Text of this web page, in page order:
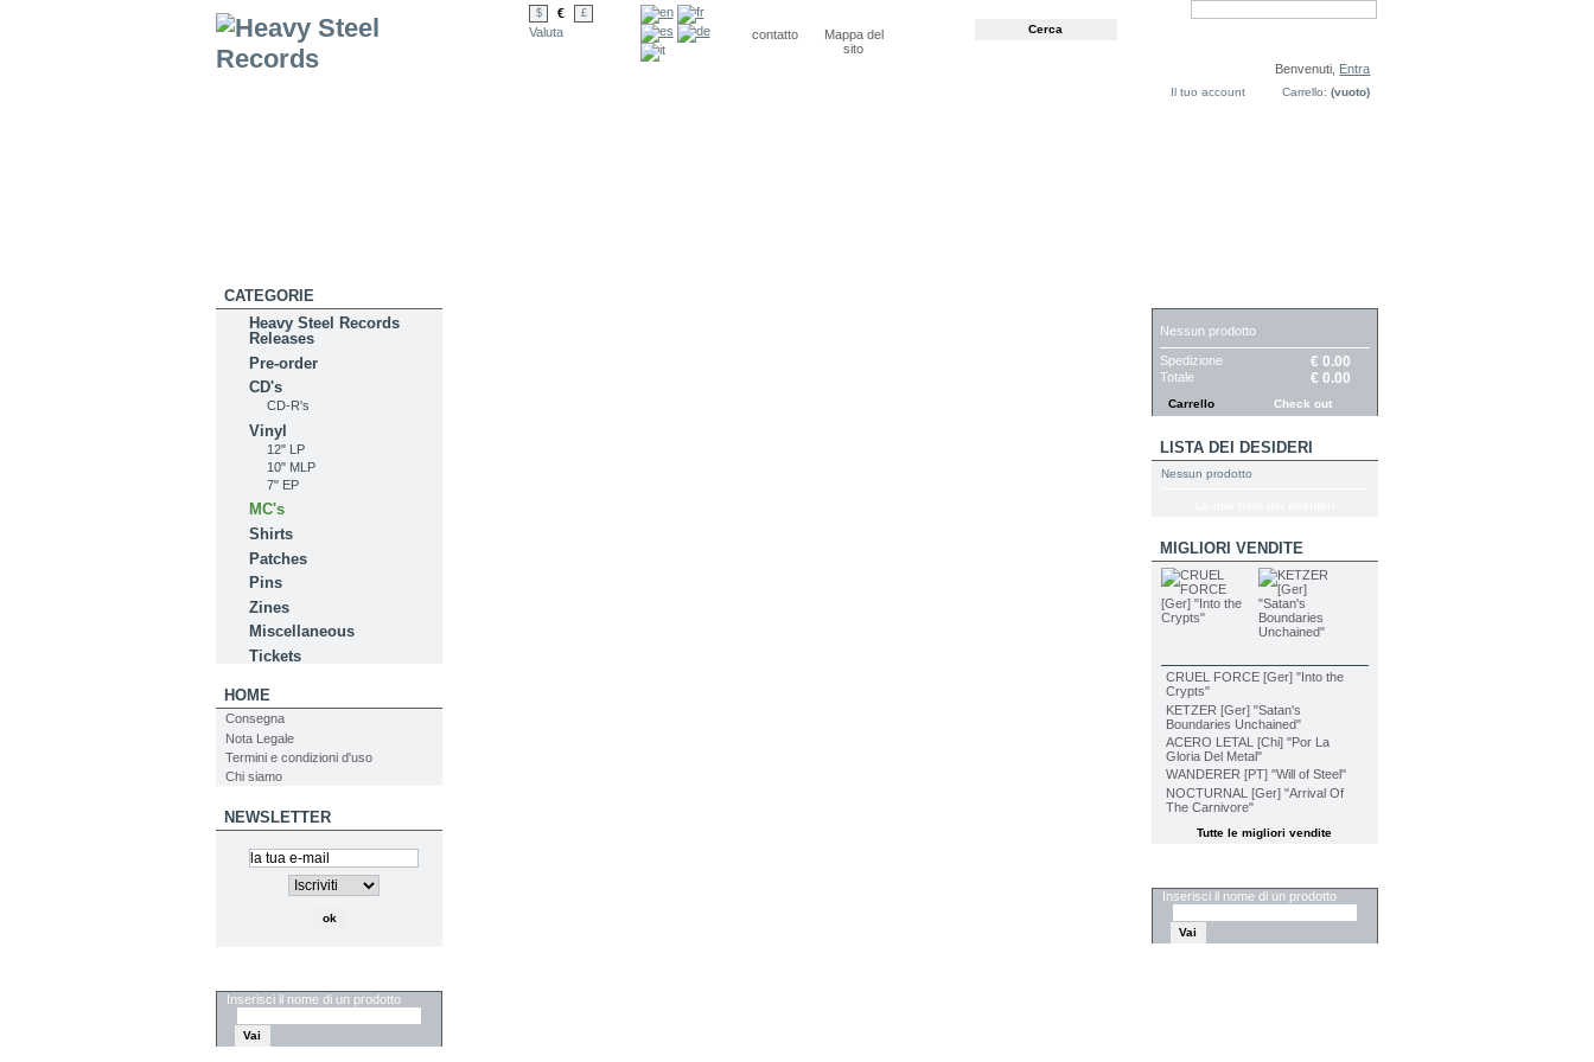
$ € £
Valuta contatto
Mappa del
sito
Benvenuti,
Entra
Carrello: (vuoto)
Il tuo account
CATEGORIE
Heavy Steel Records
Releases
Pre-order
CD's
CD-R's
Vinyl
12" LP
10" MLP
7" EP
MC's
Shirts
Patches
Pins
Zines
Miscellaneous
Tickets
HOME
Consegna
Nota Legale
Termini e condizioni d'uso
Chi siamo
NEWSLETTER
Inserisci il nome di un prodotto
Nessun prodotto
Spedizione € 0.00
Totale € 0.00
Carrello Check out
LISTA DEI DESIDERI
Nessun prodotto
MIGLIORI VENDITE
CRUEL FORCE [Ger] "Into the
Crypts"
KETZER [Ger] "Satan's
Boundaries Unchained"
ACERO LETAL [Chi] "Por La
Gloria Del Metal"
WANDERER [PT] "Will of Steel"
NOCTURNAL [Ger] "Arrival Of
The Carnivore"
Tutte le migliori vendite
Inserisci il nome di un prodotto